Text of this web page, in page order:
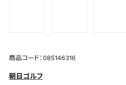
商品コード：085146316
朝日ゴルフ